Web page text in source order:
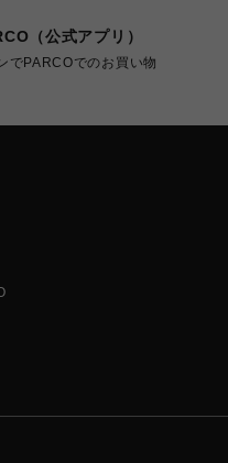
（公式アプリ）
でPARCOでのお買い物